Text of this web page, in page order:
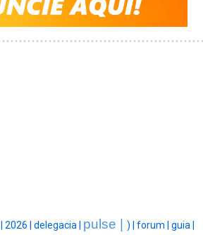
2026 | delegacia | pulse | ) | forum | guia |